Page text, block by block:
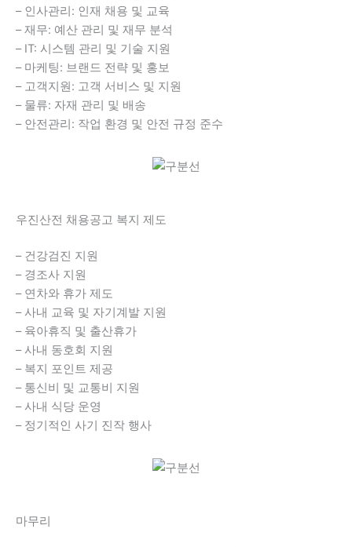
– 인사관리: 인재 채용 및 교육
– 재무: 예산 관리 및 재무 분석
– IT: 시스템 관리 및 기술 지원
– 마케팅: 브랜드 전략 및 홍보
– 고객지원: 고객 서비스 및 지원
– 물류: 자재 관리 및 배송
– 안전관리: 작업 환경 및 안전 규정 준수
우진산전 채용공고 복지 제도
– 건강검진 지원
– 경조사 지원
– 연차와 휴가 제도
– 사내 교육 및 자기계발 지원
– 육아휴직 및 출산휴가
– 사내 동호회 지원
– 복지 포인트 제공
– 통신비 및 교통비 지원
– 사내 식당 운영
– 정기적인 사기 진작 행사
마무리